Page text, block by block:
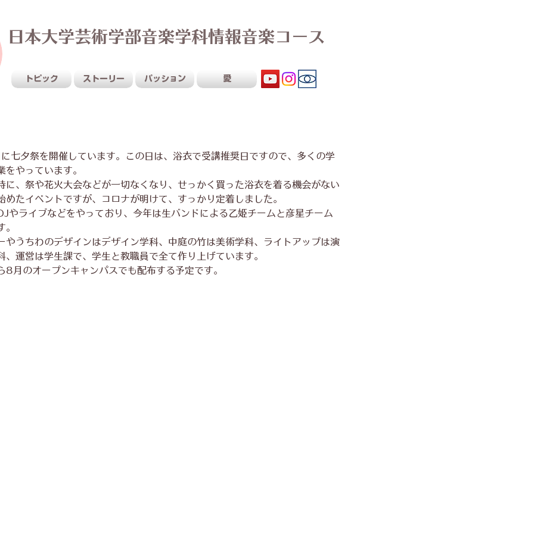
日本大学芸術学部音楽学科情報音楽コース
トピック ストーリー パッション 愛
七夕祭を開催しています。この日は、浴衣で受講推奨日ですので、多くの学
をやっています。
に、祭や花火大会などが一切なくなり、せっかく買った浴衣を着る機会がない
めたイベントですが、コロナが明けて、すっかり定着しました。
やライブなどをやっており、今年は生バンドによる乙姫チームと彦星チーム
。
やうちわのデザインはデザイン学科、中庭の竹は美術学科、ライトアップは演
、運営は学生課で、学生と教職員で全て作り上げています。
8月のオープンキャンパスでも配布する予定です。